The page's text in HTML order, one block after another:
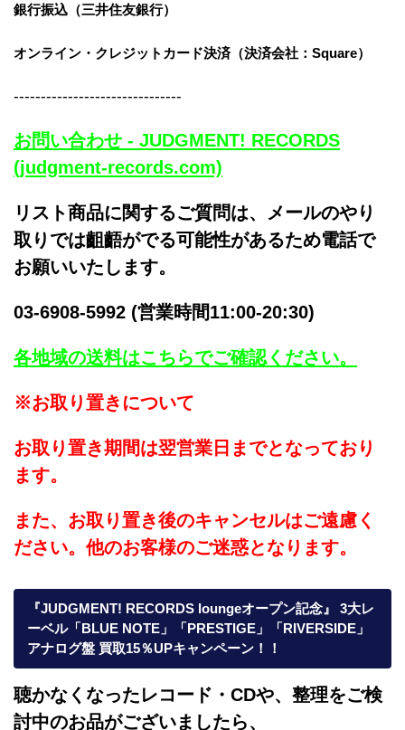
銀行振込（三井住友銀行）
オンライン・クレジットカード決済（決済会社：Square）
-------------------------------
お問い合わせ - JUDGMENT! RECORDS
(judgment-records.com)
リスト商品に関するご質問は、メールのやり
取りでは齟齬がでる可能性があるため電話で
お願いいたします。
03-6908-5992 (営業時間11:00-20:30)
各地域の送料はこちらでご確認ください。
※お取り置きについて
お取り置き期間は翌営業日までとなっており
ます。
また、お取り置き後のキャンセルはご遠慮く
ださい。他のお客様のご迷惑となります。
『JUDGMENT! RECORDS loungeオープン記念』 3大レ
ーベル「BLUE NOTE」「PRESTIGE」「RIVERSIDE」
アナログ盤 買取15％UPキャンペーン！！
聴かなくなったレコード・CDや、整理をご検
討中のお品がございましたら、